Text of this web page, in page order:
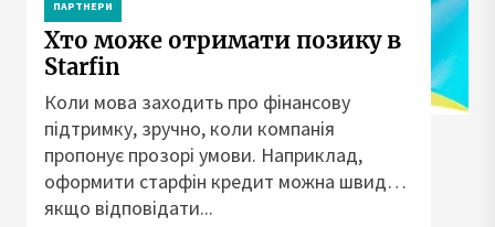
ПАРТНЕРИ
Хто може отримати позику в
Starfin
Коли мова заходить про фінансову
підтримку, зручно, коли компанія
пропонує прозорі умови. Наприклад,
оформити старфін кредит можна швидко,
якщо відповідати...